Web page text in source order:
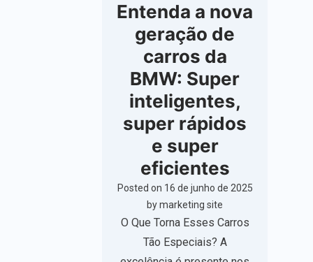
Entenda a nova
geração de
carros da
BMW: Super
inteligentes,
super rápidos
e super
eficientes
Posted on 16 de junho de 2025
bymarketing site
O Que Torna Esses Carros
Tão Especiais? A